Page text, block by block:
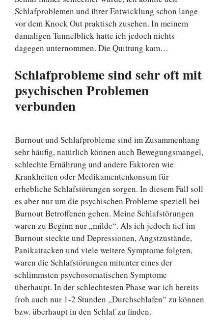
Schlafproblemen und ihrer Entwicklung schon lange
vor dem Knock Out praktisch zusehen. In meinem
damaligen Tunnelblick hatte ich jedoch nichts
dagegen unternommen. Die Quittung kam…
Schlafprobleme sind sehr oft mit
psychischen Problemen
verbunden
Burnout und Schlafprobleme sind im Zusammenhang
sehr häufig, natürlich können auch Bewegungsmangel,
schlechte Ernährung und andere Faktoren wie
Krankheiten oder Medikamentenkonsum für
erhebliche Schlafstörungen sorgen. In diesem Fall soll
es aber nur um die psychischen Probleme speziell bei
Burnout Betroffenen gehen. Meine Schlafstörungen
waren zu Beginn nur „milde“. Als ich jedoch tief im
Burnout steckte und Depressionen, Angstzustände,
Panikattacken und viele weitere Symptome folgten,
waren die Schlafstörungen mitunter eines der
schlimmsten psychosomatischen Symptome
überhaupt. In der schlechtesten Phase war ich bereits
froh auch nur 1-2 Stunden „Durchschlafen“ zu können
bzw. überhaupt in den Schlaf zu finden.